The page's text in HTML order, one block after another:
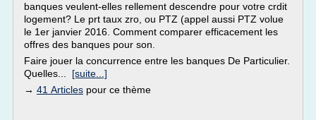
banques veulent-elles rellement descendre pour votre crdit
logement? Le prt taux zro, ou PTZ (appel aussi PTZ volue
le 1er janvier 2016. Comment comparer efficacement les
offres des banques pour son.
Faire jouer la concurrence entre les banques De Particulier.
Quelles... [suite...]
→ 41 Articles pour ce thème